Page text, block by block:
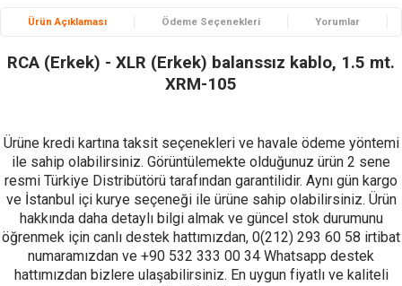
Ürün Açıklaması Ödeme Seçenekleri Yorumlar
RCA (Erkek) - XLR (Erkek) balanssız kablo, 1.5 mt.
XRM-105
Ürüne kredi kartına taksit seçenekleri ve havale ödeme yöntemi
ile sahip olabilirsiniz. Görüntülemekte olduğunuz ürün 2 sene
resmi Türkiye Distribütörü tarafından garantilidir. Aynı gün kargo
ve İstanbul içi kurye seçeneği ile ürüne sahip olabilirsiniz. Ürün
hakkında daha detaylı bilgi almak ve güncel stok durumunu
öğrenmek için canlı destek hattımızdan, 0(212) 293 60 58 irtibat
numaramızdan ve +90 532 333 00 34 Whatsapp destek
hattımızdan bizlere ulaşabilirsiniz. En uygun fiyatlı ve kaliteli